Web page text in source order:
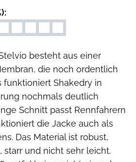
besteht aus einer
die noch ordentlich
funktioniert Shakedry in
nochmals deutlich
Schnitt passt Rennfahrern
die Jacke auch als
Das Material ist robust,
starr und nicht sehr leicht.